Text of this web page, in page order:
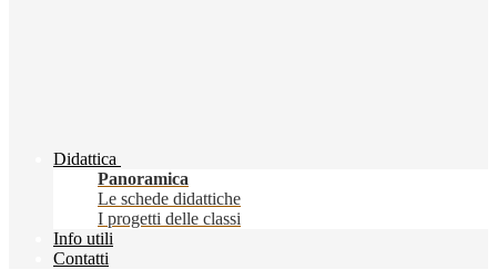
Didattica
Panoramica
Le schede didattiche
I progetti delle classi
Info utili
Contatti